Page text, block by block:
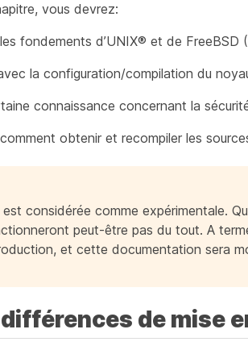
vous devrez:
fondements d’UNIX® et de FreeBSD (
la configuration/compilation du
connaissance concernant la
obtenir et recompiler les
considérée comme expérimentale.
peut-être pas du tout. A
et cette documentation sera
de mise